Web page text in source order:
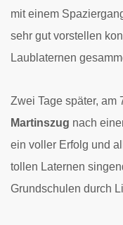
mit einem
sehr gut vorstellen
Laublaternen
Zwei Tage später, am
Martinszug nach
ein voller Erfolg und
tollen Laternen
Grundschulen durch